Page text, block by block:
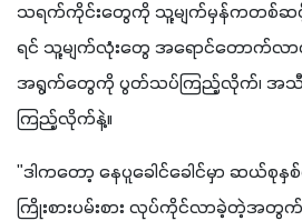
သရက်ကိုင်းတွေကို သူ့မျက်မှန်ကတစ်ဆင့်
ရင် သူ့မျက်လုံးတွေ အရောင်တောက်လ
အရွက်တွေကို ပွတ်သပ်ကြည့်လိုက်၊ အသီး
ကြည့်လိုက်နဲ့။
"ဒါကတော့ နေပူခေါင်ခေါင်မှာ ဆယ်စုနှစ်
ကြိုးစားပမ်းစား လုပ်ကိုင်လာခဲ့တဲ့အ